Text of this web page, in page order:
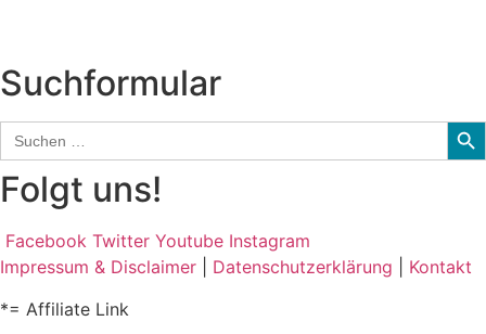
Suchformular
Search
for:
Folgt uns!
Facebook Twitter Youtube Instagram
Impressum & Disclaimer
Datenschutzerklärung
Kontakt
*= Affiliate Link